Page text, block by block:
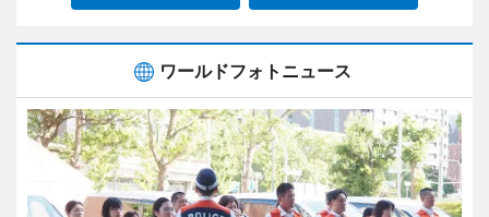
ワールドフォトニュース